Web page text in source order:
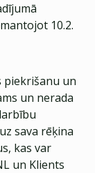
10.2.
piekrišanu un
un nerada
sava rēķina
kas var
un Klients